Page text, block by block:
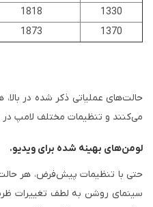
1330
1818
1370
1873
حالت‌های عملیاتی ذکر شده در
می‌کنند و تنظیمات مختلف لامپ
لومن‌های بهینه شده برای ویدیو.
حتی با تنظیمات پیش‌فرض، هر حالت
سینمای روشن به لطف تغییرات